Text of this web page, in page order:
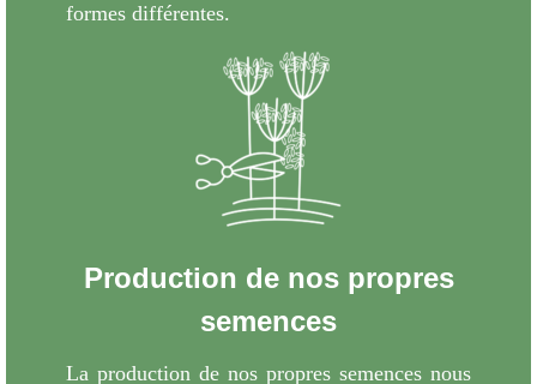
formes différentes.
Production de nos propres
semences
La production de nos propres semences nous